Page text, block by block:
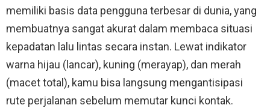
memiliki basis data pengguna terbesar di dunia, yang
membuatnya sangat akurat dalam membaca situasi
kepadatan lalu lintas secara instan. Lewat indikator
warna hijau (lancar), kuning (merayap), dan merah
(macet total), kamu bisa langsung mengantisipasi
rute perjalanan sebelum memutar kunci kontak.